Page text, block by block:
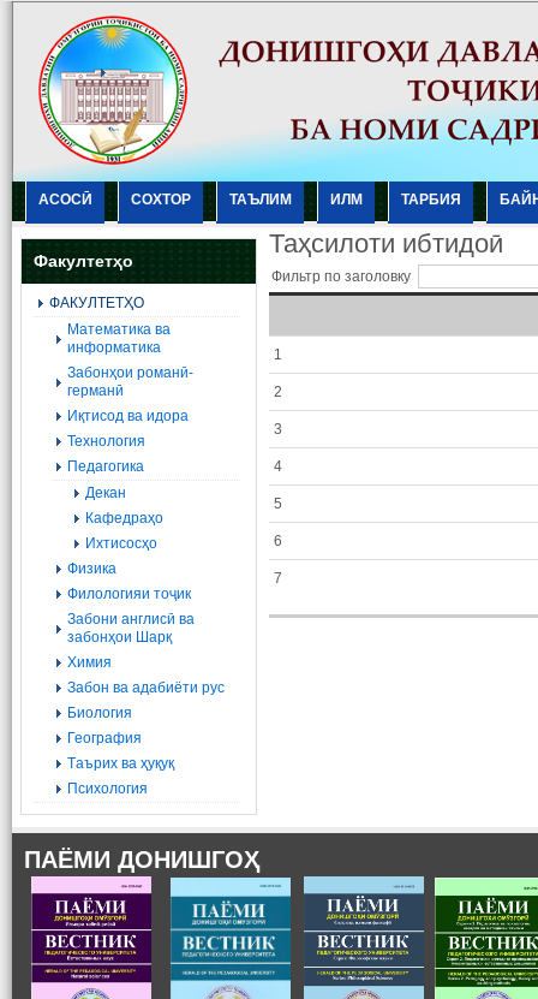
АСОСӢ СОХТОР ТАЪЛИМ ИЛМ ТАРБИЯ
Факултетҳо
ФАКУЛТЕТҲО
Mатематика ва
информатика
Забонҳои романӣ-
германӣ
Иқтисод ва идора
Технология
Педагогика
Декан
Кафедраҳо
Ихтисосҳо
Физика
Филологияи тоҷик
Забони англисӣ ва
забонҳои Шарқ
Химия
Забон ва адабиёти рус
Биология
География
Tаърих ва ҳуқуқ
Психология
Таҳсилоти ибтидоӣ
Фильтр по заголовку
1
2
3
4
5
6
7
ПАЁМИ ДОНИШГОҲ